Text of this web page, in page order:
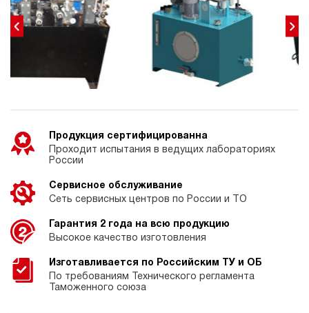
Продукция сертифицированна
Проходит испытания в ведущих лабораториях
России
Сервисное обслуживание
Сеть сервисных центров по России и ТО
Гарантия 2 года на всю продукцию
Высокое качество изготовления
Изготавливается по Российским ТУ и ОБ
По требованиям Технического регламента
Таможенного союза